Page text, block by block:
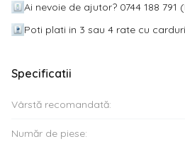
Ai nevoie de ajutor? 0744 188 791
Poti plati in 3 sau 4 rate cu
Specificatii
Vârstă recomandată:
Număr de piese: